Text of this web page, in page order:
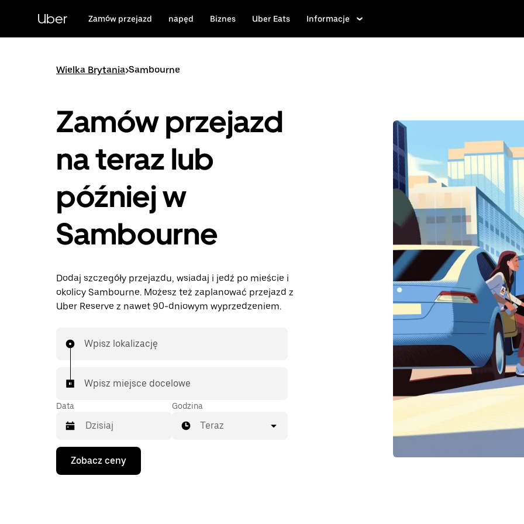
zawartości
Uber Zamów przejazd napęd Biznes Uber Eats Informacje
Wielka Brytania>Sambourne
Zamów przejazd
na teraz lub
później w
Sambourne
Dodaj szczegóły przejazdu, wsiadaj i jedź po mieście i
okolicy Sambourne. Możesz też zaplanować przejazd z
Uber Reserve z nawet 90-dniowym wyprzedzeniem.
Wpisz lokalizację
Wpisz miejsce docelowe
Data
Naciśnij
klawisz
strzałki
Godzina
Teraz
Zobacz ceny